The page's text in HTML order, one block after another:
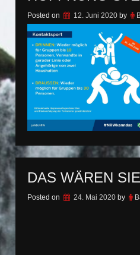
Posted on 12. Juni 2020by
DAS WÄREN
Posted on 24. Mai 2020by